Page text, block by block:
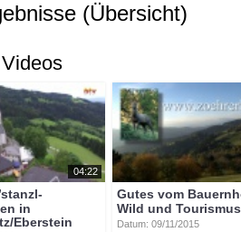
(Übersicht)
04:22
in
Eberstein
Gutes vom
Wild und Tourismus
Datum: 09/11/2015